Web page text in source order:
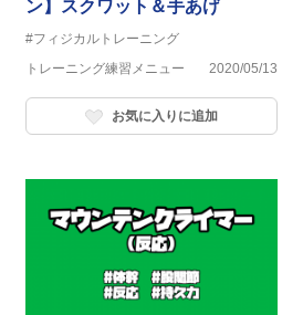
ン】スクワット＆手あげ
#フィジカルトレーニング
トレーニング練習メニュー
2020/05/13
お気に入りに追加